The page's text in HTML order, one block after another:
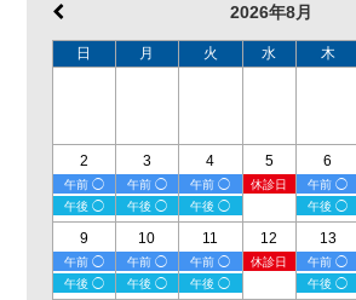
2026年8月
日 月 火 水 木
2
午前 ◯
午後 ◯
3
午前 ◯
午後 ◯
4
午前 ◯
午後 ◯
5
休診日
6
午前 ◯
午後 ◯
9
午前 ◯
午後 ◯
10
午前 ◯
午後 ◯
11
午前 ◯
午後 ◯
12
休診日
13
午前 ◯
午後 ◯